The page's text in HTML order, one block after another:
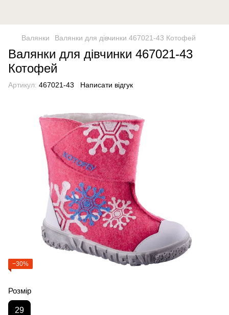
Валянки Валянки для дівчинки 467021-43 Котофей
Валянки для дівчинки 467021-43
Котофей
Артикул: 467021-43 Написати відгук
−30%
Розмір
29